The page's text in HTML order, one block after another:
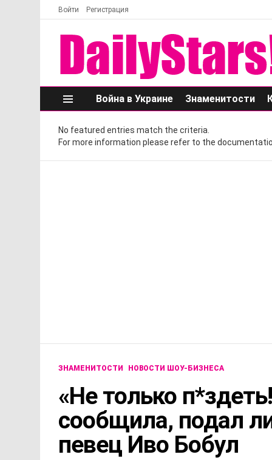
Войти Регистрация
Меню
Война в Украине Знаменитости
No featured entries match the criteria.
For more information please refer to the
ЗНАМЕНИТОСТИ НОВОСТИ ШОУ-БИЗНЕСА
«Не только
сообщила, подал
певец Иво Бобул